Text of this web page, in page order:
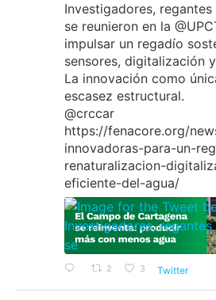
Investigadores,
se reunieron en la
impulsar un regadío
sensores, digitalización
La innovación como
escasez estructural.
@crccar
https://fenacore.org/
innovadoras-para-un-
renaturalizacion-
eficiente-del-agua/
2 3 Twitter